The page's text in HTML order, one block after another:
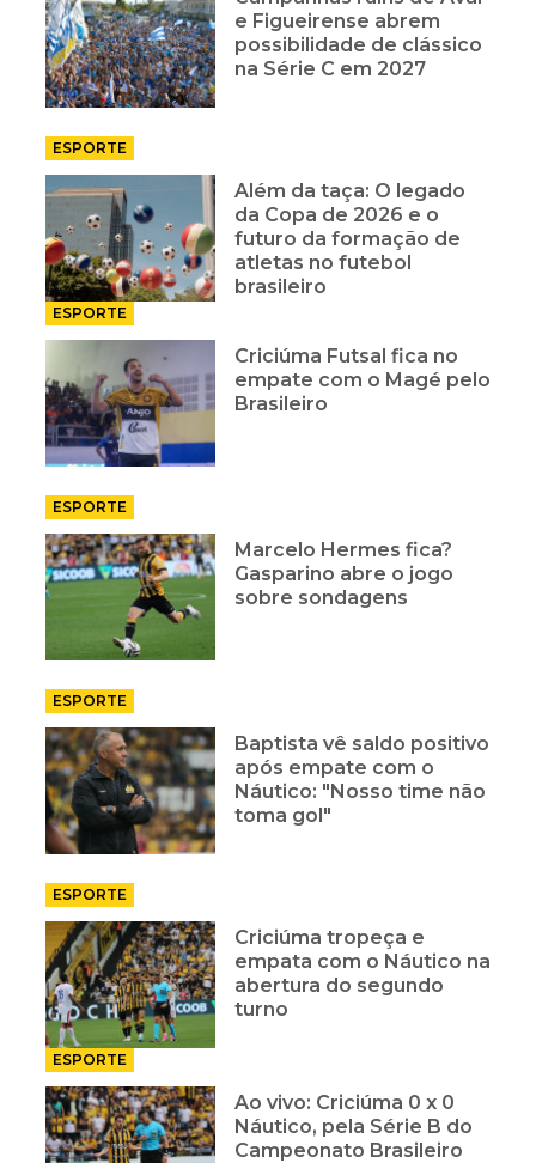
e Figueirense abrem
possibilidade de clássico
na Série C em 2027
ESPORTE
Além da taça: O legado
da Copa de 2026 e o
futuro da formação de
atletas no futebol
brasileiro
ESPORTE
Criciúma Futsal fica no
empate com o Magé pelo
Brasileiro
ESPORTE
Marcelo Hermes fica?
Gasparino abre o jogo
sobre sondagens
ESPORTE
Baptista vê saldo positivo
após empate com o
Náutico: "Nosso time não
toma gol"
ESPORTE
Criciúma tropeça e
empata com o Náutico na
abertura do segundo
turno
ESPORTE
Ao vivo: Criciúma 0 x 0
Náutico, pela Série B do
Campeonato Brasileiro